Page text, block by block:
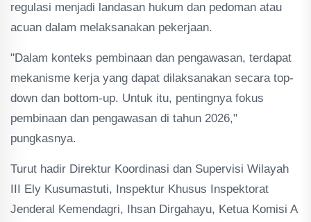
regulasi menjadi landasan hukum dan pedoman atau
acuan dalam melaksanakan pekerjaan.
"Dalam konteks pembinaan dan pengawasan, terdapat
mekanisme kerja yang dapat dilaksanakan secara top-
down dan bottom-up. Untuk itu, pentingnya fokus
pembinaan dan pengawasan di tahun 2026,"
pungkasnya.
Turut hadir Direktur Koordinasi dan Supervisi Wilayah
III Ely Kusumastuti, Inspektur Khusus Inspektorat
Jenderal Kemendagri, Ihsan Dirgahayu, Ketua Komisi A